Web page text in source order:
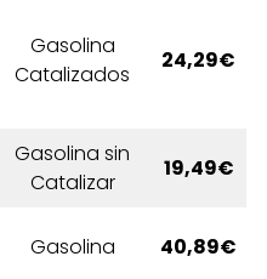
Gasolina
Catalizados
24,29€
Gasolina sin
Catalizar
19,49€
Gasolina 40,89€